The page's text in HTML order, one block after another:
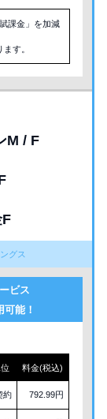
課金」を加減
す。
M / F
グス
ビス
能！
料金(税込)
約 792.99円